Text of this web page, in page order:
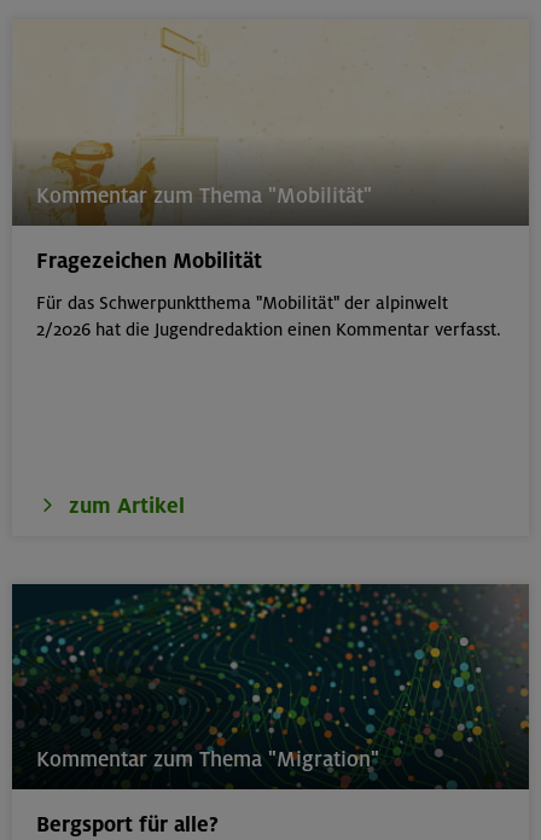
Kommentar zum Thema "Mobilität"
Fragezeichen Mobilität
Für das Schwerpunktthema "Mobilität" der alpinwelt
2/2026 hat die Jugendredaktion einen Kommentar verfasst.
zum Artikel
Kommentar zum Thema "Migration"
Bergsport für alle?